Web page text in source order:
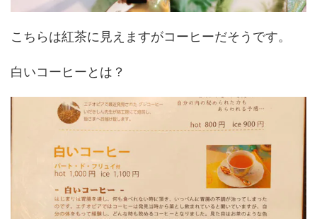
こちらは紅茶に見えますがコーヒーだそうです。
白いコーヒーとは？